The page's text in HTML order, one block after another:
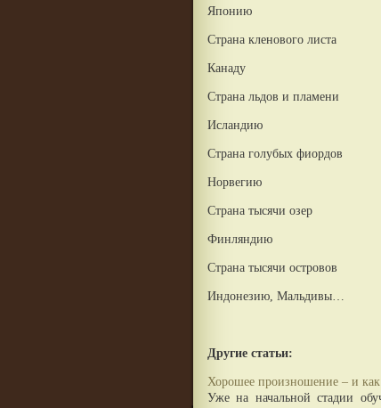
Японию
Страна кленового листа
Канаду
Страна льдов и пламени
Исландию
Страна голубых фиордов
Норвегию
Страна тысячи озер
Финляндию
Страна тысячи островов
Индонезию, Мальдивы…
Другие статьи:
Хорошее произношение – и
Уже на начальной стадии